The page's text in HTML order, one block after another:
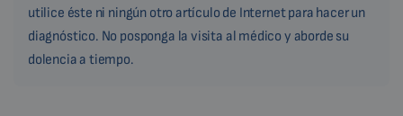
utilice éste ni ningún otro artículo de Internet para hacer un
diagnóstico. No posponga la visita al médico y aborde su
dolencia a tiempo.